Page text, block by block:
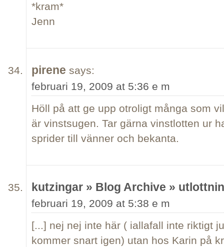
*kram*
Jenn
pirene says:
februari 19, 2009 at 5:36 e m
Höll på att ge upp otroligt många som
är vinstsugen. Tar gärna vinstlotten ur
sprider till vänner och bekanta.
kutzingar » Blog Archive »
februari 19, 2009 at 5:38 e m
[...] nej nej inte här ( iallafall inte riktigt
kommer snart igen) utan hos Karin på